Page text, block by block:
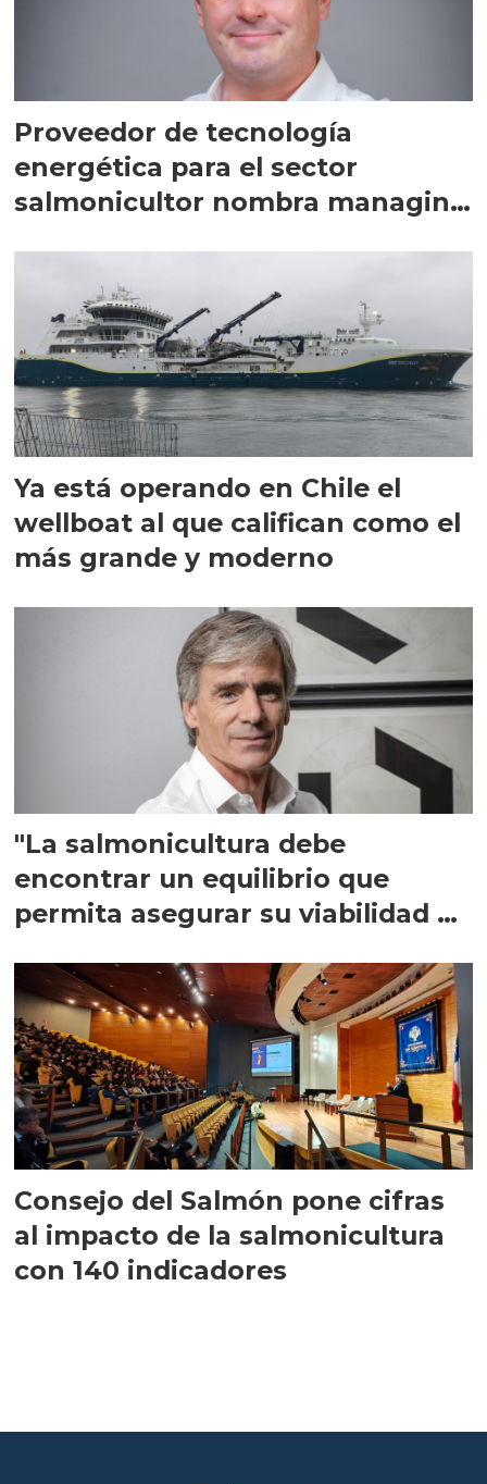
Proveedor de tecnología
energética para el sector
salmonicultor nombra managing
Ya está operando en Chile el
wellboat al que califican como el
más grande y moderno
"La salmonicultura debe
encontrar un equilibrio que
permita asegurar su viabilidad de
Consejo del Salmón pone cifras
al impacto de la salmonicultura
con 140 indicadores